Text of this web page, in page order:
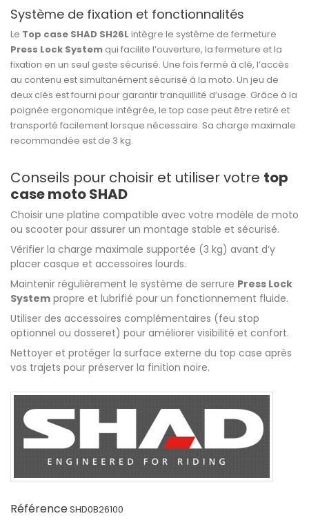
Système de fixation et fonctionnalités
Le Top case SHAD SH26L intègre le système de fermeture
Press Lock System qui facilite l’ouverture, la fermeture et la
fixation en un seul geste sécurisé. Une fois fermé à clé, l’accès
au contenu est simultanément sécurisé à la moto. Un jeu de
deux clés est fourni pour garantir tranquillité d’usage. Grâce à la
poignée ergonomique intégrée, le top case peut être retiré et
transporté facilement lorsque nécessaire. Sa charge maximale
recommandée est de 3 kg.
Conseils pour choisir et utiliser votre top
case moto SHAD
Choisir une platine compatible avec votre modèle de moto
ou scooter pour assurer un montage stable et sécurisé.
Vérifier la charge maximale supportée (3 kg) avant d’y
placer casque et accessoires lourds.
Maintenir régulièrement le système de serrure Press Lock
System propre et lubrifié pour un fonctionnement fluide.
Utiliser des accessoires complémentaires (feu stop
optionnel ou dosseret) pour améliorer visibilité et confort.
Nettoyer et protéger la surface externe du top case après
vos trajets pour préserver la finition noire.
RéférenceSHD0B26100